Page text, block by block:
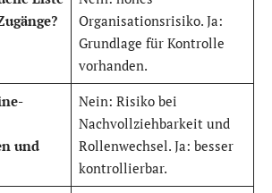
Organisationsrisiko. Ja:
Grundlage für Kontrolle
vorhanden.
und
Nein: Risiko bei
Nachvollziehbarkeit und
Rollenwechsel. Ja: besser
kontrollierbar.